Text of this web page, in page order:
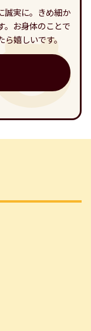
誠実に。きめ細か
。お身体のことで
嬉しいです。